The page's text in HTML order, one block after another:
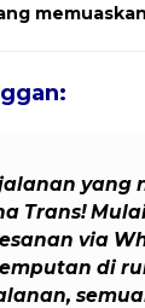
yang
Trans!
via
di